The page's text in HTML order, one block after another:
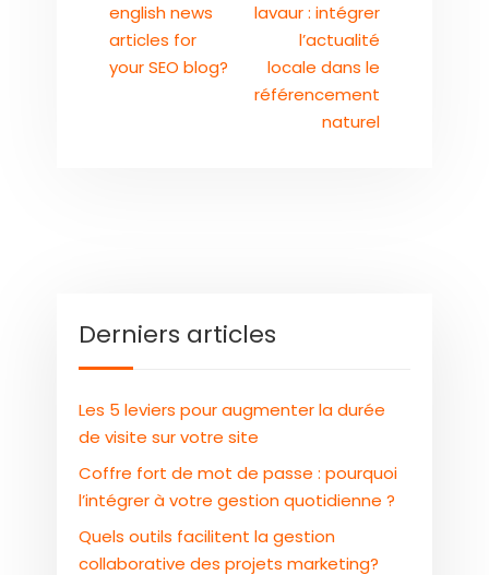
english news
articles for
your SEO blog?
lavaur : intégrer
l’actualité
locale dans le
référencement
naturel
Derniers articles
Les 5 leviers pour augmenter la durée
de visite sur votre site
Coffre fort de mot de passe : pourquoi
l’intégrer à votre gestion quotidienne ?
Quels outils facilitent la gestion
collaborative des projets marketing?